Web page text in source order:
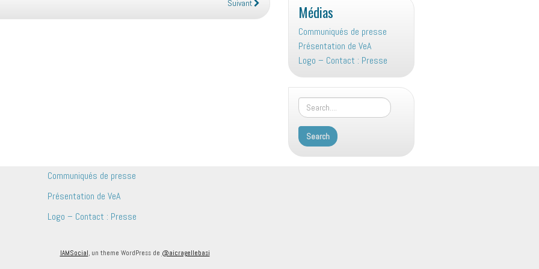
Suivant Médias
Communiqués de presse
Présentation de VeA
Logo – Contact : Presse
Communiqués de presse
Présentation de VeA
Logo – Contact : Presse
IAMSocial, un theme WordPress de @aicragellebasi